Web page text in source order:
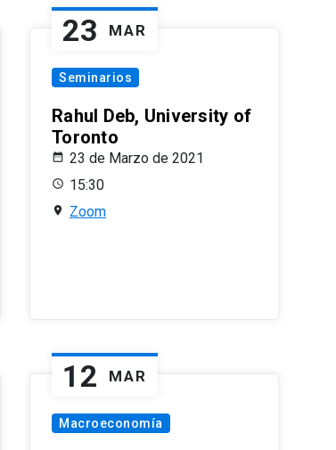
23 MAR
Seminarios
Rahul Deb, University of
Toronto
23 de Marzo de 2021
15:30
Zoom
12 MAR
Macroeconomía